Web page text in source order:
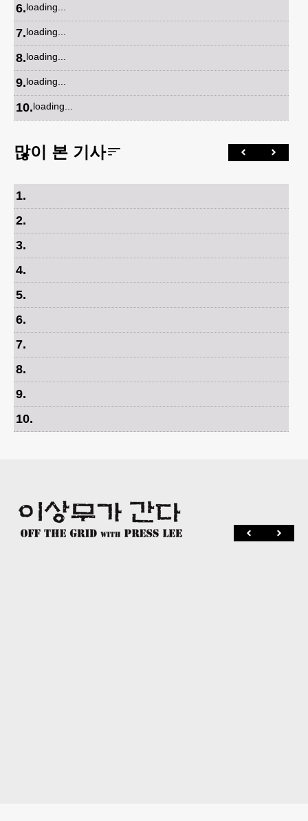
6.loading...
7.loading...
8.loading...
9.loading...
10.loading...
많이 본 기사
1.
2.
3.
4.
5.
6.
7.
8.
9.
10.